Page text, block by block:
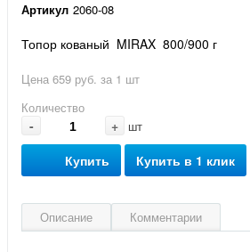
Артикул 2060-08
Топор кованый MIRAX 800/900 г
Цена 659 руб. за 1 шт
Количество
- + шт
Купить Купить в 1 клик
Описание Комментарии